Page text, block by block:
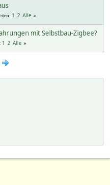
1 2 Alle
mit Selbstbau-Zigbee?
1 2 Alle